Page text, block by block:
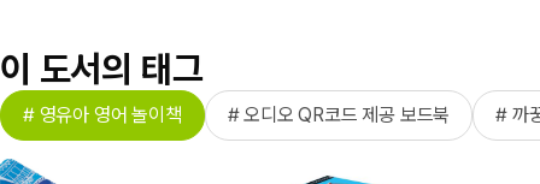
이 도서의 태그
# 영유아 영어 놀이책 # 오디오 QR코드 제공 보드북 # 까